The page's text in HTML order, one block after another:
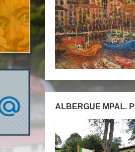
ALBERGUE MPAL.